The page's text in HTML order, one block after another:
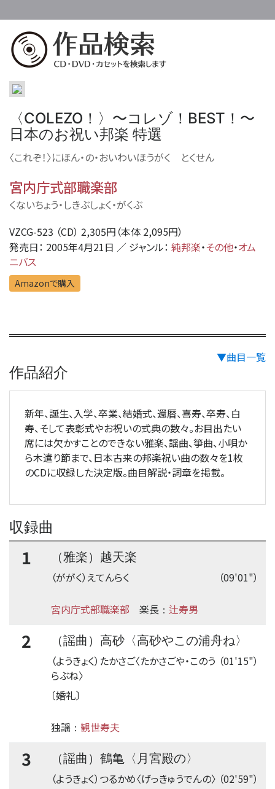
〈COLEZO！〉 〜コレゾ！BEST！ 〜
日本のお祝い邦楽 特選
〈これぞ！〉にほん・の・おいわいほうがく とくせん
宮内庁式部職楽部
くないちょう・しきぶしょく・がくぶ
VZCG-523 （CD） 2,305円（本体 2,095円）
発売日： 2005年4月21日 ／ ジャンル： 純邦楽・その他・オム
ニバス
Amazonで購入
▼曲目一覧
作品紹介
新年、誕生、入学、卒業、結婚式、還暦、喜寿、卒寿、白
寿、そして表彰式やお祝いの式典の数々。お目出たい
席には欠かすことのできない雅楽、謡曲、箏曲、小唄か
ら木遣り節まで、日本古来の邦楽祝い曲の数々を1枚
のCDに収録した決定版。曲目解説・詞章を掲載。
収録曲
1
（雅楽）越天楽
（09'01"）
（ががく）えてんらく
宮内庁式部職楽部 楽長 ： 辻寿男
2
（謡曲）高砂〈高砂やこの浦舟ね〉
（01'15"）
（ようきょく）たかさご〈たかさごや・このう
らぶね〉
〔婚礼〕
独謡 ： 観世寿夫
3
（謡曲）鶴亀〈月宮殿の〉
（02'59"）
（ようきょく）つるかめ〈げっきゅうでんの〉